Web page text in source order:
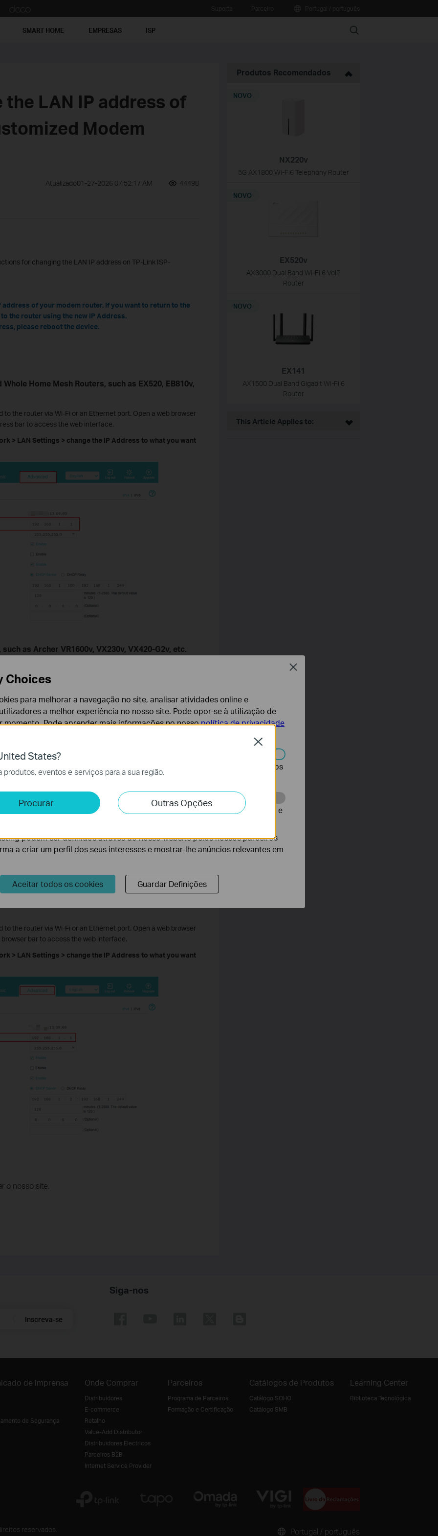
SMART HOME EMPRESAS ISP Search
the LAN IP address of
Modem
Atualizado01-27-2026 07:52:17 AM 44498
for changing the LAN IP address on TP-Link ISP-
address of your modem router. If you want to return to the
the router using the new IP Address.
please reboot the device.
Home Mesh Routers, such as EX520, EB810v,
to the router via Wi-Fi or an Ethernet port. Open a web browser
bar to access the web interface.
> LAN Settings > change the IP Address to what you want
as Archer VR1600v, VX230v, VX420-G2v, etc.
the router via Wi-Fi or an Ethernet port. Open a web browser
bar to access the web interface.
Routers, such as NX220v, MX510v, NE210-
to the router via Wi-Fi or an Ethernet port. Open a web browser
bar to access the web interface.
> LAN Settings > change the IP Address to what you want
o nosso site.
Produtos Recomendados
NX220v
5G AX1800 Wi-Fi6 Telephony Router
NOVO
EX520v
AX3000 Dual Band Wi-Fi 6 VoIP
Router
NOVO
EX141
AX1500 Dual Band Gigabit Wi-Fi 6
Router
NOVO
This Article Applies to:
Inscreva-se
Siga-nos
de imprensa
de Segurança
Onde Comprar
Distribuidores
E-commerce
Retalho
Value-Add Distributor
Distribuidores Electricos
Parceiros B2B
Internet Service Provider
Parceiros
Programa de Parceiros
Formação e Certificação
Catálogos de Produtos
Catálogo SOHO
Catálogo SMB
Learning Center
Biblioteca Tecnológica
reservados. Portugal / português
States?
produtos, eventos e serviços para a sua região.
Procurar Outras Opções
Close
Choices
para melhorar a navegação no site, analisar atividades online e
a melhor experiência no nosso site. Pode opor-se à utilização de
momento. Pode aprender mais informações no nossopolítica de privacidade
para o funcionamento do website e não podem ser desativados nos
e Marketing
permite-nos analisar as suas atividades no nosso website para melhorar e
do nosso website.
podem ser definidos através do nosso website pelos nossos parceiros
a criar um perfil dos seus interesses e mostrar-lhe anúncios relevantes em
Aceitar todos os cookies Guardar Definições
Close